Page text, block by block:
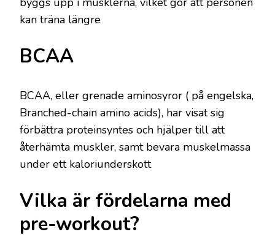
kan träna längre
BCAA
BCAA, eller grenade aminosyror ( på engelska,
Branched-chain amino acids), har visat sig
förbättra proteinsyntes och hjälper till att
återhämta muskler, samt bevara muskelmassa
under ett kaloriunderskott
Vilka är fördelarna med
pre-workout?